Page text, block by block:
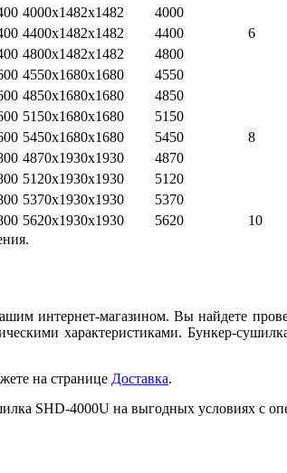
4000x1482x1482
4000
6
4400x1482x1482 4400
4800x1482x1482 4800
4550x1680x1680 4550
8
4850x1680x1680 4850
5150x1680x1680 5150
5450x1680x1680 5450
4870x1930x1930 4870
5120x1930x1930 5120
5370x1930x1930 5370
5620x1930x1930 5620 10
интернет-магазином. Вы найдете
характеристиками. Бункер-
на странице Доставка.
SHD-4000U на выгодных условиях с